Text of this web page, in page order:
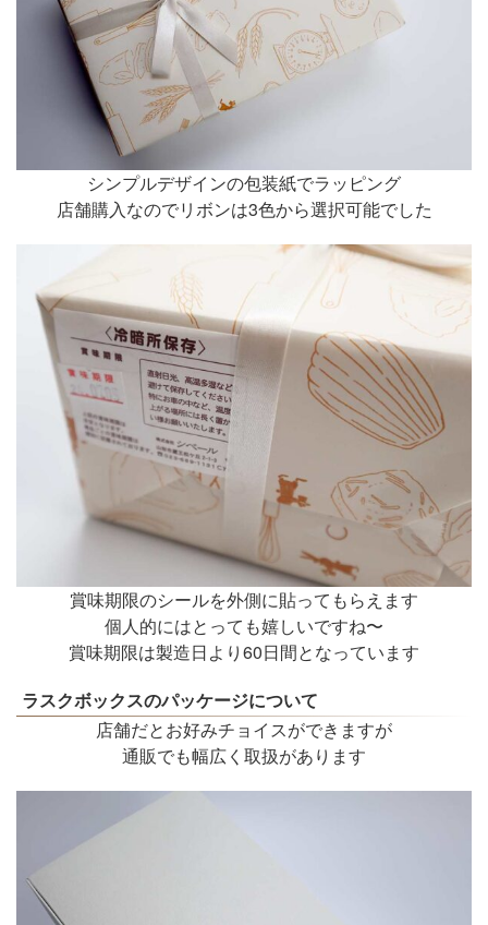
シンプルデザインの包装紙でラッピング
店舗購入なのでリボンは3色から選択可能でした
賞味期限のシールを外側に貼ってもらえます
個人的にはとっても嬉しいですね〜
賞味期限は製造日より60日間となっています
ラスクボックスのパッケージについて
店舗だとお好みチョイスができますが
通販でも幅広く取扱があります